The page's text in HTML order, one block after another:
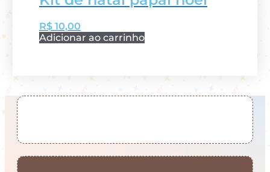
R$10,00
Adicionar ao carrinho